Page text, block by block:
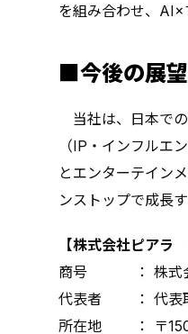
を組み合わせ、AI×
■今後の展望
当社は、日本で
（IP・インフルエ
とエンターテイン
ンストップで成長
【株式会社ピアラ
商号 ： 株式会
代表者 ： 代表取
所在地 ： 〒150-